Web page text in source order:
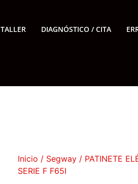
TALLER DIAGNÓSTICO / CITA
Inicio / Segway / PATINETE
SERIE F F65I